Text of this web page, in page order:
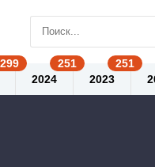
2024 2023